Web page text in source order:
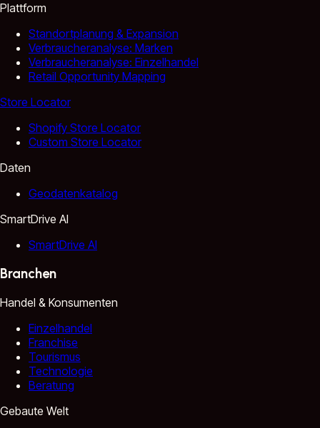
Plattform
Standortplanung & Expansion
Verbraucheranalyse: Marken
Verbraucheranalyse: Einzelhandel
Retail Opportunity Mapping
Store Locator
Shopify Store Locator
Custom Store Locator
Daten
Geodatenkatalog
SmartDrive AI
SmartDrive AI
Branchen
Handel & Konsumenten
Einzelhandel
Franchise
Tourismus
Technologie
Beratung
Gebaute Welt